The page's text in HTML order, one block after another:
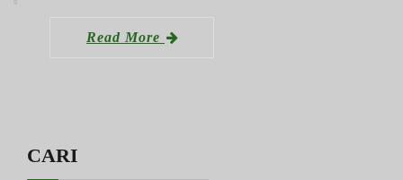
Read More
CARI